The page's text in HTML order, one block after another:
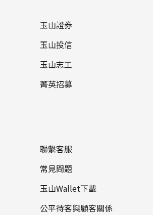
玉山證券
玉山投信
玉山志工
菁英招募
聯繫客服
常見問題
玉山Wallet下載
公平待客與顧客關係